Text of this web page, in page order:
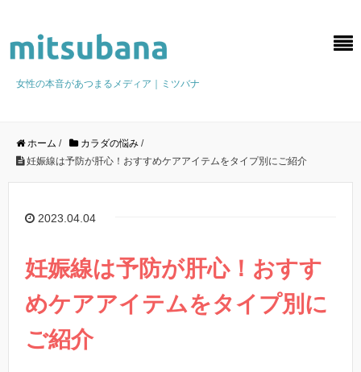
女性の本音があつまるメディア｜ミツバナ
ホーム / カラダの悩み /
妊娠線は予防が肝心！おすすめケアアイテムをタイプ別にご紹介
2023.04.04
妊娠線は予防が肝心！おすす
めケアアイテムをタイプ別に
ご紹介